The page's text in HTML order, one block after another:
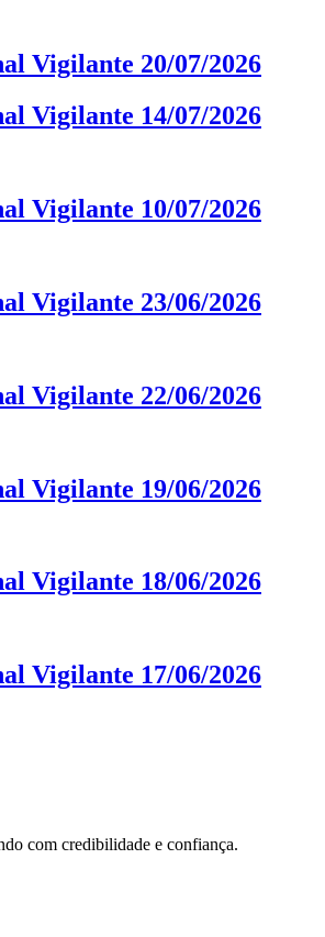
Vigilante 20/07/2026
Vigilante 14/07/2026
Vigilante 10/07/2026
Vigilante 23/06/2026
Vigilante 22/06/2026
Vigilante 19/06/2026
Vigilante 18/06/2026
Vigilante 17/06/2026
com credibilidade e confiança.